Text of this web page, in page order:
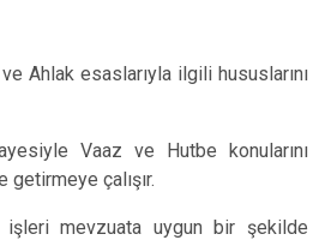
Şebinkarahisar
Ahlak esaslarıyla ilgili hususlarını
Vaaz ve Hutbe konularını
getirmeye çalışır.
işleri mevzuata uygun bir şekilde